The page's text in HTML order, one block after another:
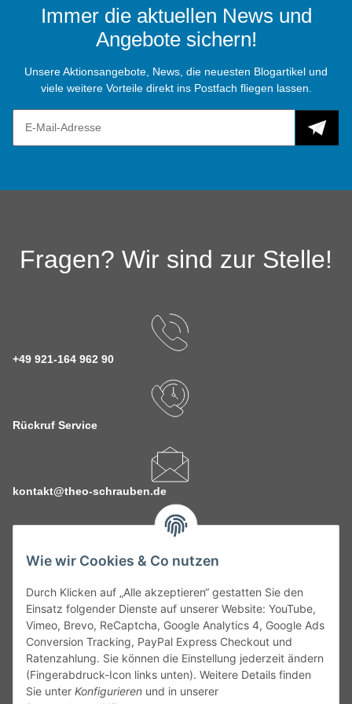
Wie wir Cookies & Co nutzen
Durch Klicken auf „Alle akzeptieren“ gestatten Sie den
Einsatz folgender Dienste auf unserer Website: YouTube,
Vimeo, Brevo, ReCaptcha, Google Analytics 4, Google Ads
Conversion Tracking, PayPal Express Checkout und
Ratenzahlung. Sie können die Einstellung jederzeit ändern
(Fingerabdruck-Icon links unten). Weitere Details finden
Sie unter Konfigurieren und in unserer
Immer die aktuellen News und
Angebote sichern!
Unsere Aktionsangebote, News, die neuesten Blogartikel und
viele weitere Vorteile direkt ins Postfach fliegen lassen.
Fragen? Wir sind zur Stelle!
+49 921-164 962 90
Rückruf Service
kontakt@theo-schrauben.de
Service
Gesetzliche Informationen
Alle technischen Angaben ohne Gewähr. Irrtümer und fehlerhafte